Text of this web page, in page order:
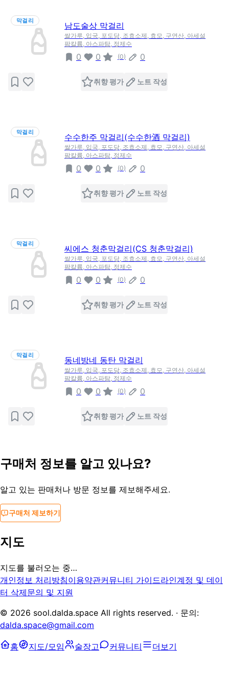
막걸리
남도술상 막걸리
쌀가루, 입국, 포도당, 조효소제, 효모, 구연산, 아세설
팜칼륨, 아스파탐, 정제수
0 0 (0) 0
취향 평가 노트 작성
막걸리
수수한주 막걸리(수수한酒 막걸리)
쌀가루, 입국, 포도당, 조효소제, 효모, 구연산, 아세설
팜칼륨, 아스파탐, 정제수
0 0 (0) 0
취향 평가 노트 작성
막걸리
씨에스 청춘막걸리(CS 청춘막걸리)
쌀가루, 입국, 포도당, 조효소제, 효모, 구연산, 아세설
팜칼륨, 아스파탐, 정제수
0 0 (0) 0
취향 평가 노트 작성
막걸리
동네방네 동탄 막걸리
쌀가루, 입국, 포도당, 조효소제, 효모, 구연산, 아세설
팜칼륨, 아스파탐, 정제수
0 0 (0) 0
취향 평가 노트 작성
구매처 정보를 알고 있나요?
알고 있는 판매처나 방문 정보를 제보해주세요.
구매처 제보하기
지도
지도를 불러오는 중…
개인정보 처리방침이용약관커뮤니티 가이드라인계정 및 데이
터 삭제문의 및 지원
© 2026 sool.dalda.space All rights reserved. · 문의:
dalda.space@gmail.com
홈 지도/모임 술장고 커뮤니티 더보기